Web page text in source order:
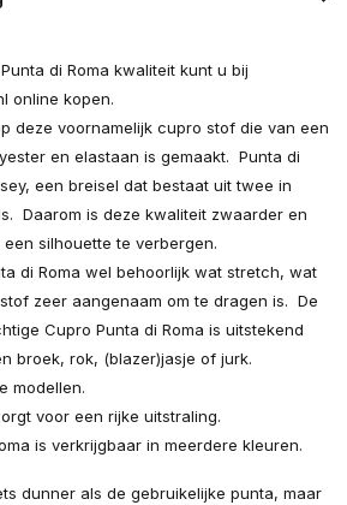
di Roma kwaliteit kunt u bij
online kopen.
deze voornamelijk cupro stof die van een
en elastaan is gemaakt. Punta di
een breisel dat bestaat uit twee in
Daarom is deze kwaliteit zwaarder en
silhouette te verbergen.
di Roma wel behoorlijk wat stretch, wat
zeer aangenaam om te dragen is. De
Cupro Punta di Roma is uitstekend
broek, rok, (blazer)jasje of jurk.
modellen.
voor een rijke uitstraling.
is verkrijgbaar in meerdere kleuren.
dunner als de gebruikelijke punta, maar